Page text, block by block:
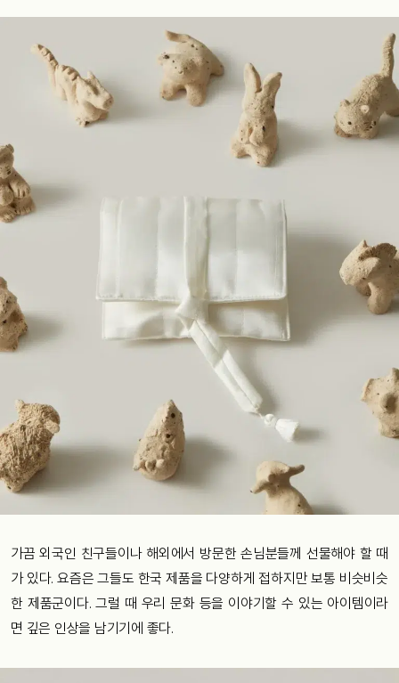
가끔 외국인 친구들이나 해외에서 방문한 손님분들께 선물해야 할 때
가 있다. 요즘은 그들도 한국 제품을 다양하게 접하지만 보통 비슷비슷
한 제품군이다. 그럴 때 우리 문화 등을 이야기할 수 있는 아이템이라
면 깊은 인상을 남기기에 좋다.